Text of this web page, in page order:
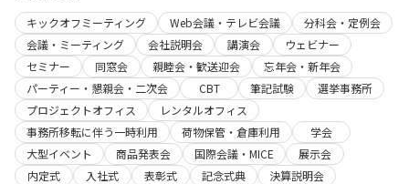
キックオフミーティング
Web会議・テレビ会議
分科会・定例会
会議・ミーティング
会社説明会 講演会
ウェビナー
セミナー
同窓会 親睦会・歓送迎会
忘年会・新年会
パーティー・懇親会・二次会
CBT 筆記試験
選挙事務所
プロジェクトオフィス
レンタルオフィス
事務所移転に伴う一時利用
荷物保管・倉庫利用
学会
大型イベント
商品発表会 国際会議・MICE
展示会
内定式
入社式 表彰式 記念式典
決算説明会